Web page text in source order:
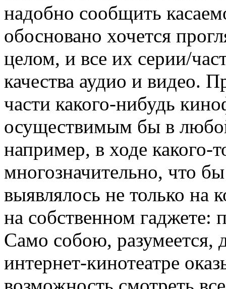
надобно сообщить
обосновано хочется
целом, и все их серии/
качества аудио и видео.
части какого-нибудь
осуществимым бы в
например, в ходе какого-
многозначительно, что
выявлялось не только на
на собственном гаджете:
Само собою, разумеется,
интернет-кинотеатре